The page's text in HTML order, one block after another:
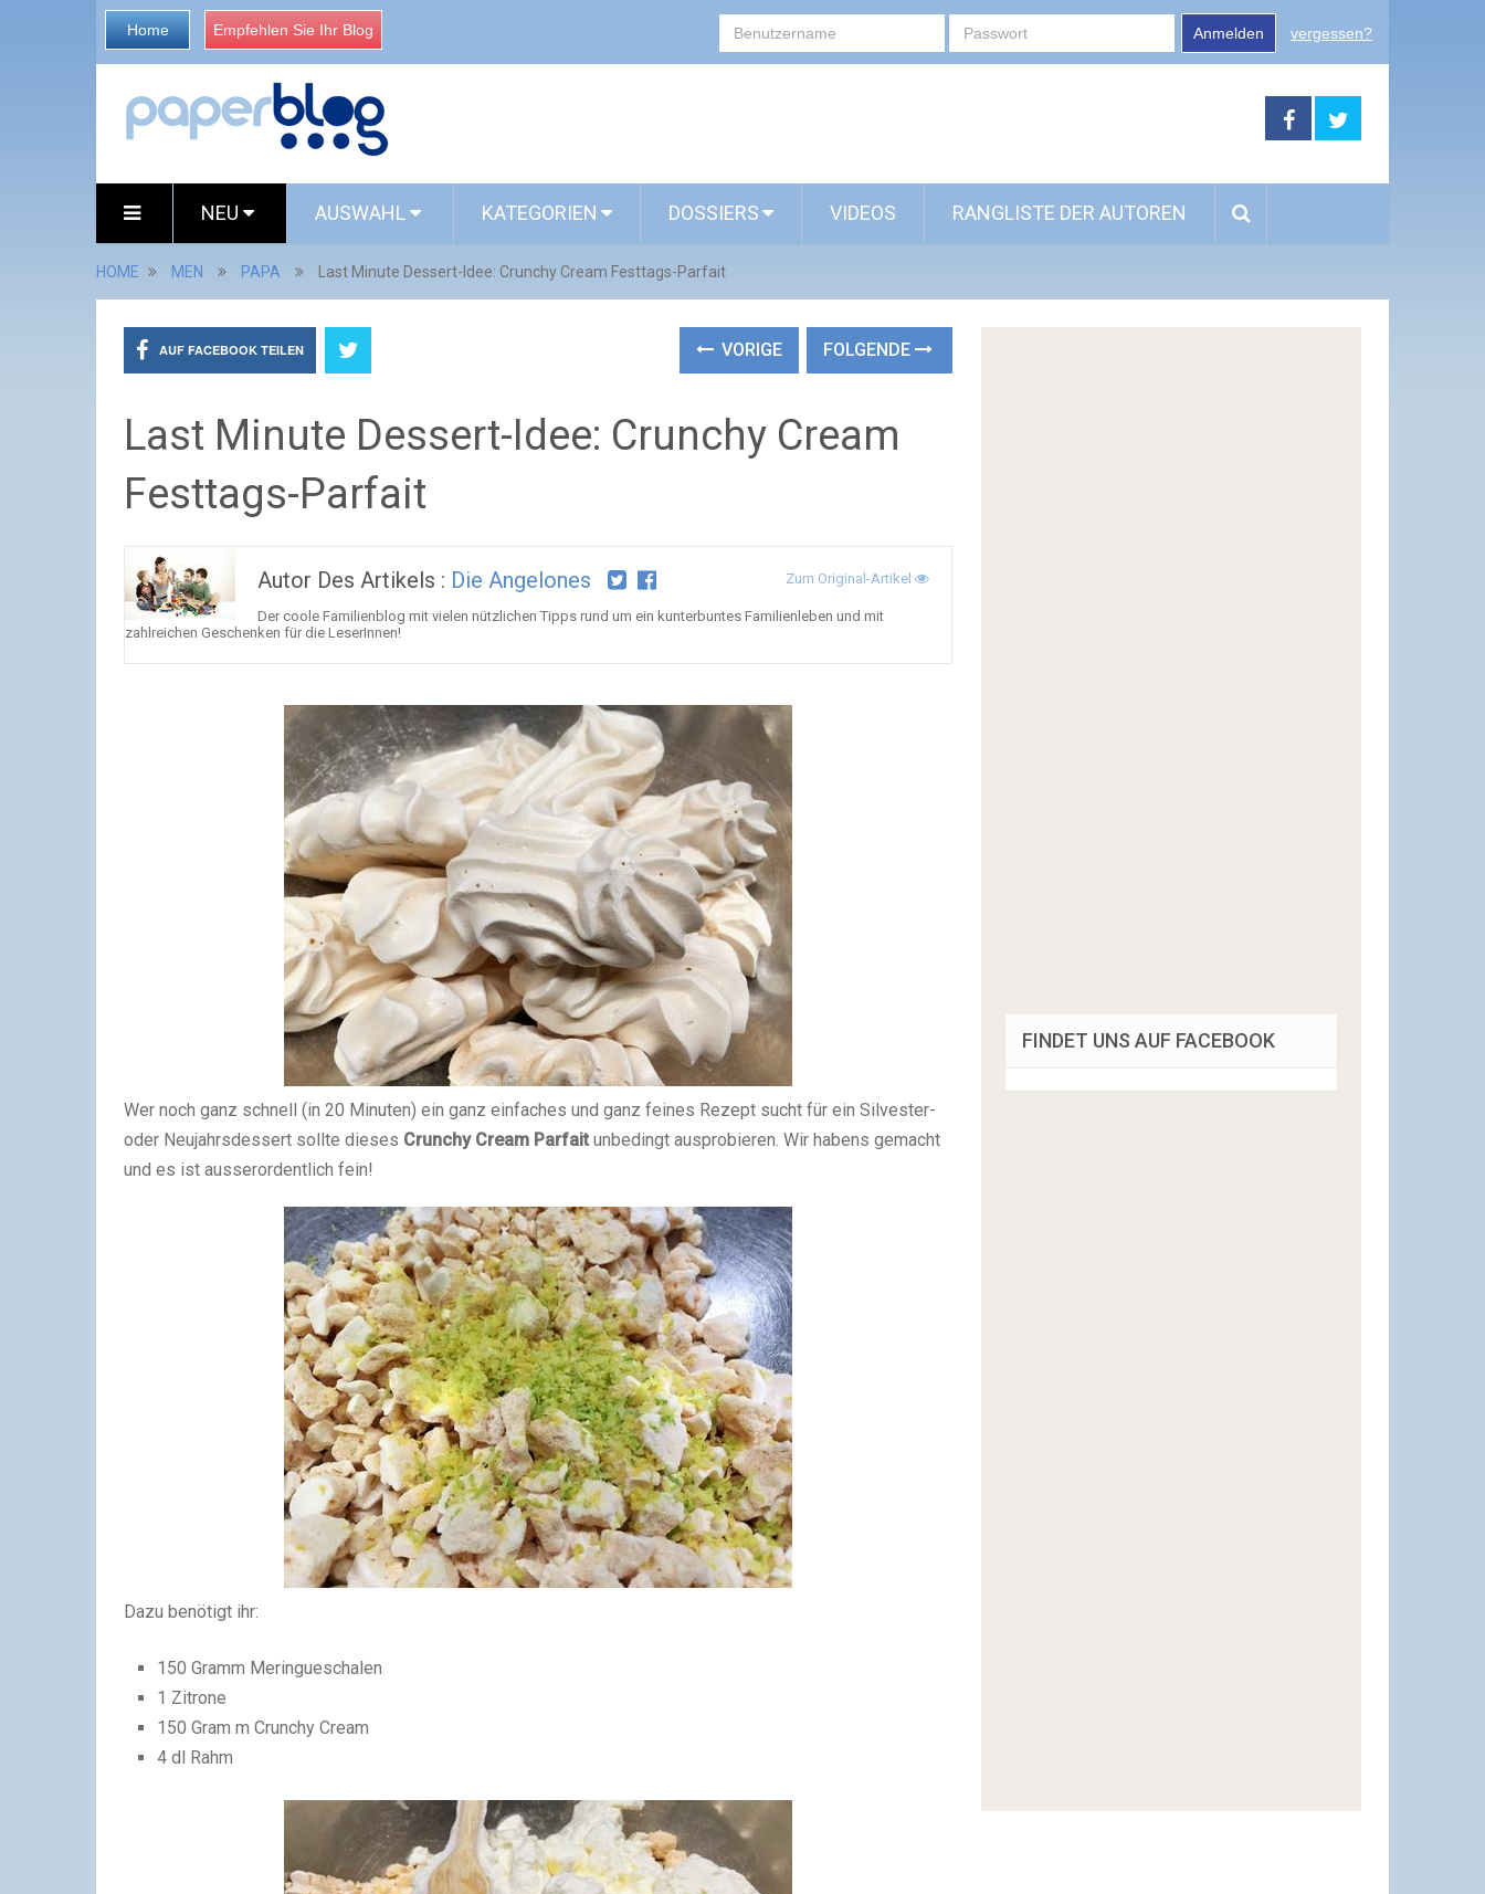
Home Empfehlen Sie Ihr Blog Anmelden vergessen?
NEU AUSWAHL KATEGORIEN DOSSIERS VIDEOS RANGLISTE DER AUTOREN
HOME MEN PAPA Last Minute Dessert-Idee: Crunchy Cream Festtags-Parfait
AUF FACEBOOK TEILEN VORIGE FOLGENDE
Last Minute Dessert-Idee: Crunchy Cream
Festtags-Parfait
Autor Des Artikels : Die Angelones Zum Original-Artikel
Der coole Familienblog mit vielen nützlichen Tipps rund um ein kunterbuntes Familienleben und mit
zahlreichen Geschenken für die LeserInnen!
Wer noch ganz schnell (in 20 Minuten) ein ganz einfaches und ganz feines Rezept sucht für ein Silvester-
oder Neujahrsdessert sollte dieses Crunchy Cream Parfait unbedingt ausprobieren. Wir habens gemacht
und es ist ausserordentlich fein!
Dazu benötigt ihr:
150 Gramm Meringueschalen
1 Zitrone
150 Gram m Crunchy Cream
4 dl Rahm
FINDET UNS AUF FACEBOOK